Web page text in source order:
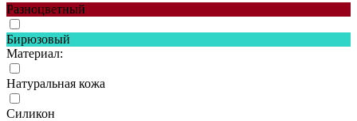
Разноцветный
Бирюзовый
Материал:
Натуральная кожа
Силикон